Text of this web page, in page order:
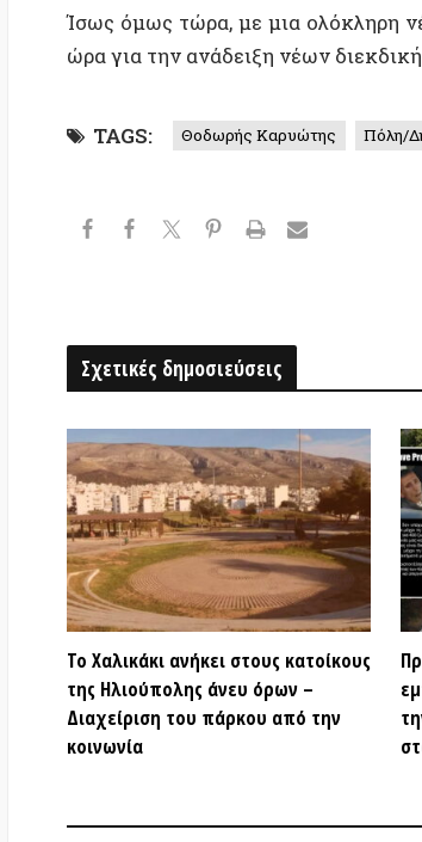
Σχετικές δημοσιεύσεις
κοινωνία
Αφήστε ένα σχόλιο
Το όνομά σας (υποχρεωτικό)